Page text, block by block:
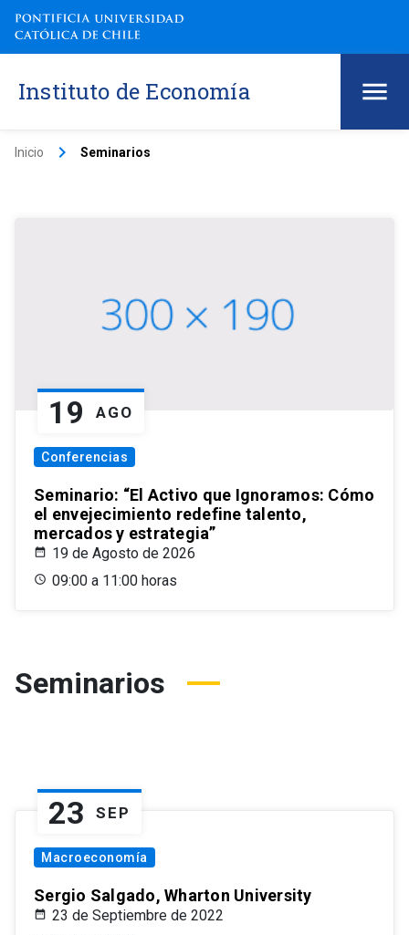
Instituto de Economía
Inicio keyboard_arrow_right Seminarios
19 AGO
Conferencias
Seminario: “El Activo que Ignoramos: Cómo
el envejecimiento redefine talento,
mercados y estrategia”
19 de Agosto de 2026
09:00 a 11:00 horas
Seminarios
23 SEP
Macroeconomía
Sergio Salgado, Wharton University
23 de Septiembre de 2022